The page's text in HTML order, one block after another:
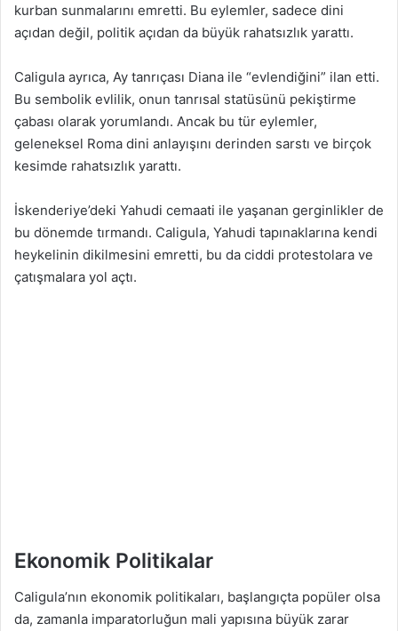
kurban sunmalarını emretti. Bu eylemler, sadece dini
açıdan değil, politik açıdan da büyük rahatsızlık yarattı.
Caligula ayrıca, Ay tanrıçası Diana ile “evlendiğini” ilan etti.
Bu sembolik evlilik, onun tanrısal statüsünü pekiştirme
çabası olarak yorumlandı. Ancak bu tür eylemler,
geleneksel Roma dini anlayışını derinden sarstı ve birçok
kesimde rahatsızlık yarattı.
İskenderiye’deki Yahudi cemaati ile yaşanan gerginlikler de
bu dönemde tırmandı. Caligula, Yahudi tapınaklarına kendi
heykelinin dikilmesini emretti, bu da ciddi protestolara ve
çatışmalara yol açtı.
Ekonomik Politikalar
Caligula’nın ekonomik politikaları, başlangıçta popüler olsa
da, zamanla imparatorluğun mali yapısına büyük zarar